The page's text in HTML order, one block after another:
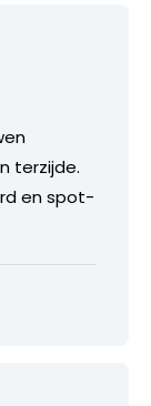
terzijde.
en spot-